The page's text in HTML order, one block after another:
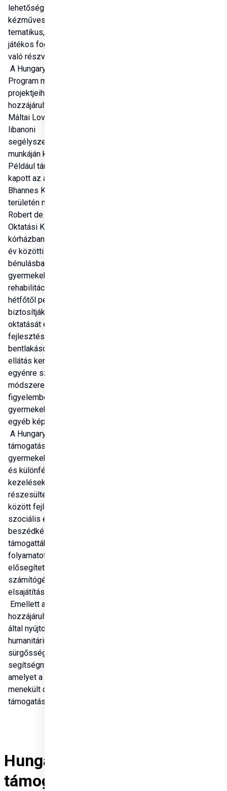
lehetőség nyílt
kézműves, szezonális
tematikus, spirituális és
játékos foglalkozásokon
való részvételre is.
Program más
projektjeihez is
hozzájárult a Szuverén
Máltai Lovagrend
libanoni
segélyszervezetének
munkáján keresztül.
Például támogatást
kapott az általuk a
Bhannes Kórház
területén működtetett
Robert de Lobkowicz
Oktatási Központ is. A
kórházban, ahol 3 és 16
év közötti agyi
bénulásban szenvedő
gyermekeket látnak el, a
rehabilitáción túl
hétfőtől péntekig
biztosítják a gyermekek
oktatását és
fejlesztését –
bentlakásos és nappali
ellátás keretében,
egyénre szabott
módszerek alapján,
figyelembe véve a
gyermekek mozgási és
egyéb képességeit.
támogatásával a
gyermekek oktatásban
és különféle
kezelésekben
részesültek. Többek
között fejlesztették
szociális és
beszédkészségeiket,
támogatták a tanulási
folyamatot, valamint
elősegítették a
számítógép-használat
elsajátítását is.
hozzájárult már a Rend
által nyújtott
humanitárius,
sürgősségi
segítségnyújtáshoz is,
amelyet a libanoni belső
menekült családok
támogatására indítottak.
Hungary Helps
támogatásával erősödik